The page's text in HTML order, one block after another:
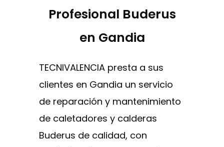
Profesional Buderus
en Gandia
TECNIVALENCIA presta a sus
clientes en Gandia un servicio
de reparación y mantenimiento
de caletadores y calderas
Buderus de calidad, con